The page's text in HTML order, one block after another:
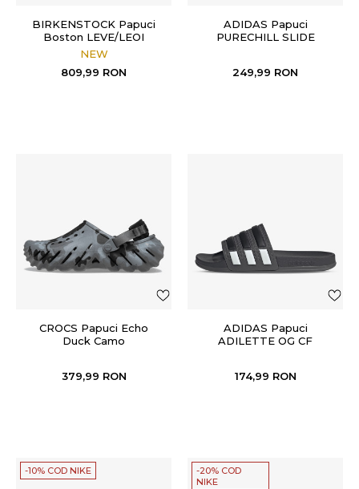
BIRKENSTOCK Papuci
Boston LEVE/LEOI
Charcoal
NEW
809,99 RON
ADIDAS Papuci
PURECHILL SLIDE
249,99 RON
CROCS Papuci Echo
Duck Camo
379,99 RON
ADIDAS Papuci
ADILETTE OG CF
174,99 RON
-10% COD NIKE
-20% COD
NIKE